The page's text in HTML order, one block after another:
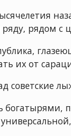
рядом с
их от
советские